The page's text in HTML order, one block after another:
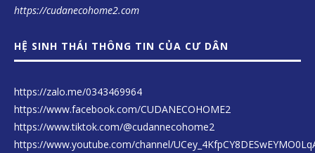
https://cudanecohome2.com
HỆ SINH THÁI THÔNG TIN CỦA CƯ DÂN
https://zalo.me/0343469964
https://www.facebook.com/CUDANECOHOME2
https://www.tiktok.com/@cudannecohome2
https://www.youtube.com/channel/